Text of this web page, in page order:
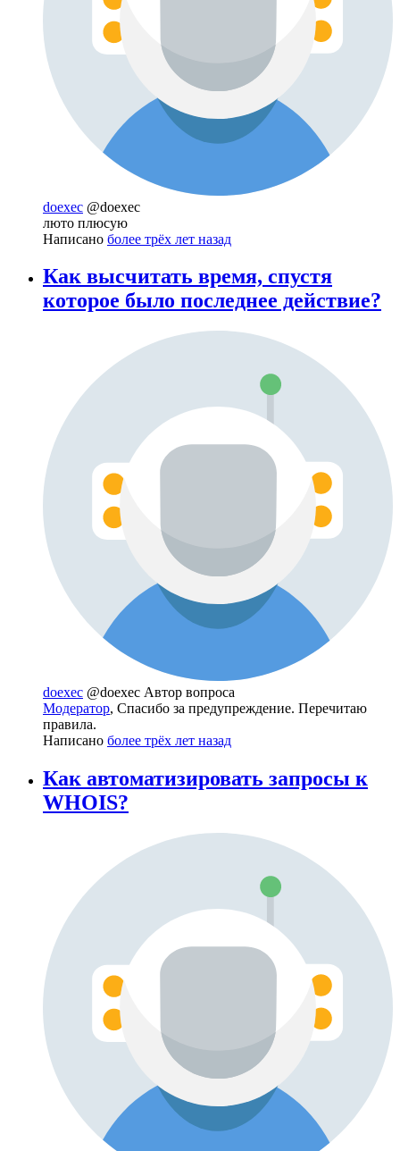
doexec @doexec
люто плюсую
Написано более трёх лет назад
Как высчитать время, спустя
которое было последнее действие?
doexec @doexec Автор вопроса
Модератор, Спасибо за предупреждение. Перечитаю
правила.
Написано более трёх лет назад
Как автоматизировать запросы к
WHOIS?